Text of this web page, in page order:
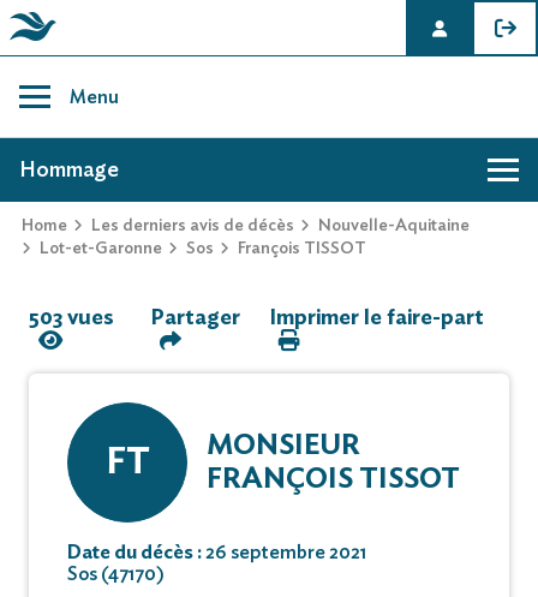
content
Menu
AVIS DE DÉCÈS DE FRANÇOIS TISSOT
Home Les derniers avis de décès
Nouvelle-Aquitaine
Lot-et-Garonne
Sos François TISSOT
Hommage
Hommage
Mur des souvenirs
503 vues Partager Imprimer le faire-part
FT
MONSIEUR
FRANÇOIS TISSOT
Date du décès :26 septembre 2021
Sos (47170)